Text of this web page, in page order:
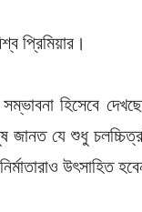
প্রিমিয়ার।
সম্ভাবনা হিসেবে
জানত যে শুধু
উৎসাহিত